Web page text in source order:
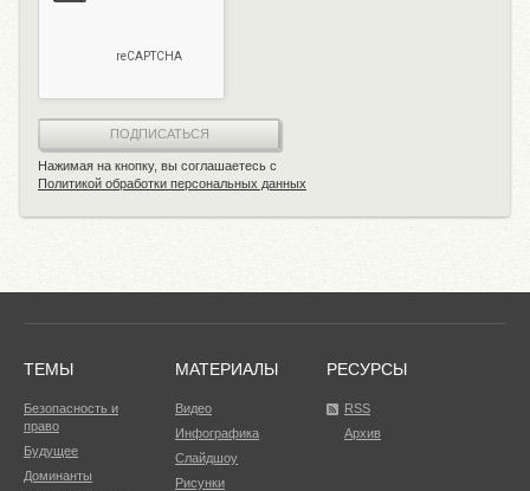
ПОДПИСАТЬСЯ
Нажимая на кнопку, вы соглашаетесь с
Политикой обработки персональных данных
ТЕМЫ
Безопасность и
право
Будущее
Доминанты
МАТЕРИАЛЫ
Видео
Инфографика
Слайдшоу
Рисунки
РЕСУРСЫ
RSS
Архив